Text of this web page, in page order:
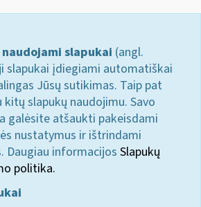
slapukai (angl.
slapukai įdiegiami automatiškai
Jūsų sutikimas. Taip pat
slapukų naudojimu. Savo
galėsite atšaukti pakeisdami
nustatymus ir ištrindami
Daugiau informacijos Slapukų
politika.